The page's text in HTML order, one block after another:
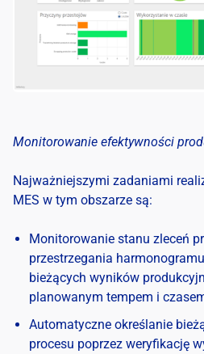
Monitorowanie efektywności
Najważniejszymi zadaniami
MES w tym obszarze są:
Monitorowanie stanu zleceń
przestrzegania
bieżących wyników
planowanym tempem i
Automatyczne określanie
procesu poprzez weryfikację